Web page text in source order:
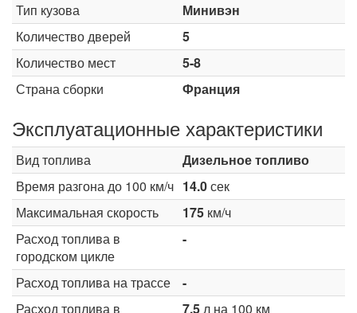
Тип кузова
Минивэн
Количество дверей
5
Количество мест
5-8
Страна сборки
Франция
Эксплуатационные характеристики
Вид топлива
Дизельное топливо
Время разгона до 100 км/ч 14.0сек
Максимальная скорость
175 км/ч
Расход топлива в
городском цикле
-
Расход топлива на трассе
-
Расход топлива в
7.5л на 100 км